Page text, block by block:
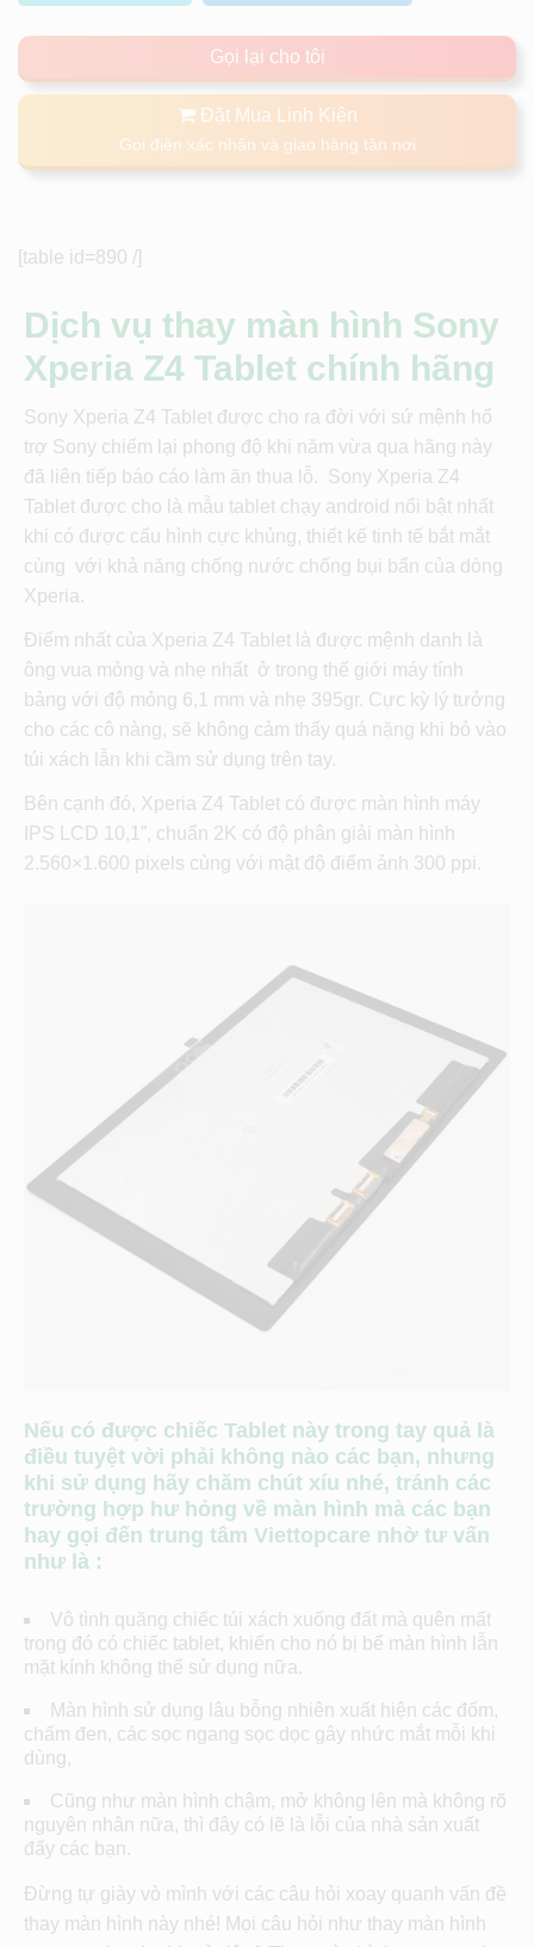
Gọi lại cho tôi
Đặt Mua Linh Kiện
Gọi điện xác nhận và giao hàng tận nơi
[table id=890 /]
Dịch vụ thay màn hình Sony
Xperia Z4 Tablet chính hãng
Sony Xperia Z4 Tablet được cho ra đời với sứ mệnh hổ
trợ Sony chiếm lại phong độ khi năm vừa qua hãng này
đã liên tiếp báo cáo làm ăn thua lỗ. Sony Xperia Z4
Tablet được cho là mẫu tablet chạy android nổi bật nhất
khi có được cấu hình cực khủng, thiết kế tinh tế bắt mắt
cùng với khả năng chống nước chống bụi bẩn của dòng
Xperia.
Điểm nhất của Xperia Z4 Tablet là được mệnh danh là
ông vua mỏng và nhẹ nhất ở trong thế giới máy tính
bảng với độ mỏng 6,1 mm và nhẹ 395gr. Cực kỳ lý tưởng
cho các cô nàng, sẽ không cảm thấy quá nặng khi bỏ vào
túi xách lẫn khi cầm sử dụng trên tay.
Bên cạnh đó, Xperia Z4 Tablet có được màn hình máy
IPS LCD 10,1”, chuẩn 2K có độ phân giải màn hình
2.560×1.600 pixels cùng với mật độ điểm ảnh 300 ppi.
Nếu có được chiếc Tablet này trong tay quả là
điều tuyệt vời phải không nào các bạn, nhưng
khi sử dụng hãy chăm chút xíu nhé, tránh các
trường hợp hư hỏng về màn hình mà các bạn
hay gọi đến trung tâm Viettopcare nhờ tư vấn
như là :
Vô tình quăng chiếc túi xách xuống đất mà quên mất
trong đó có chiếc tablet, khiến cho nó bị bể màn hình lẫn
mặt kính không thể sử dụng nữa.
Màn hình sử dụng lâu bỗng nhiên xuất hiện các đốm,
chấm đen, các sọc ngang sọc dọc gây nhức mắt mỗi khi
dùng,
Cũng như màn hình chậm, mở không lên mà không rõ
nguyên nhân nữa, thì đây có lẽ là lỗi của nhà sản xuất
đấy các bạn.
Đừng tự giày vò mình với các câu hỏi xoay quanh vấn đề
thay màn hình này nhé! Mọi câu hỏi như thay màn hình